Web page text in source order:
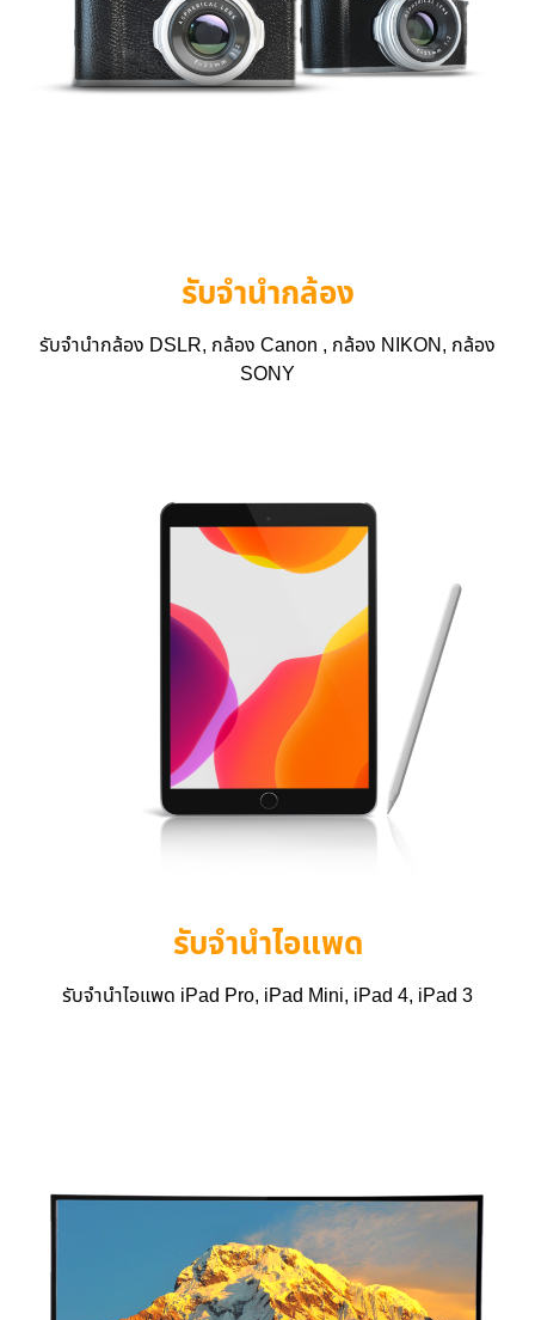
รับจำนำกล้อง
รับจำนำกล้อง DSLR, กล้อง Canon , กล้อง NIKON, กล้อง
SONY
รับจำนำไอแพด
รับจำนำไอแพด iPad Pro, iPad Mini, iPad 4, iPad 3